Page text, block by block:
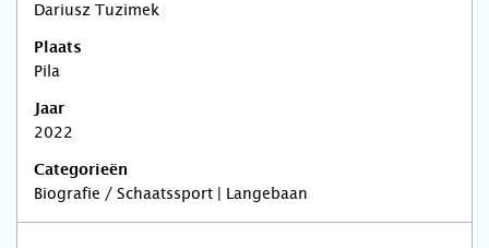
Dariusz Tuzimek
Plaats
Pila
Jaar
2022
Categorieën
Biografie / Schaatssport | Langebaan